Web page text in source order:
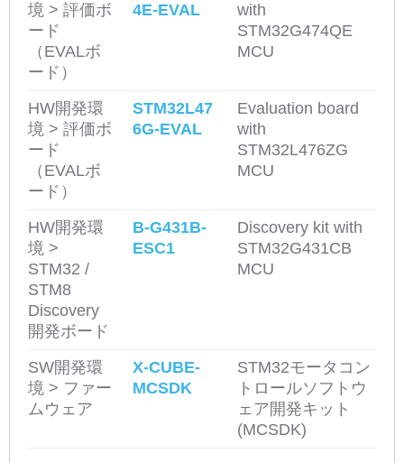
境 > 評価ボ
ード
（EVALボ
ード）
4E-EVAL
with
STM32G474QE
MCU
HW開発環
境 > 評価ボ
ード
（EVALボ
ード）
STM32L47
6G-EVAL
Evaluation board
with
STM32L476ZG
MCU
HW開発環
境 >
STM32 /
STM8
Discovery
開発ボード
B-G431B-
ESC1
Discovery kit with
STM32G431CB
MCU
SW開発環
境 > ファー
ムウェア
X-CUBE-
MCSDK
STM32モータコン
トロールソフトウ
ェア開発キット
(MCSDK)